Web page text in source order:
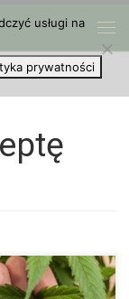
usługi na
prywatności